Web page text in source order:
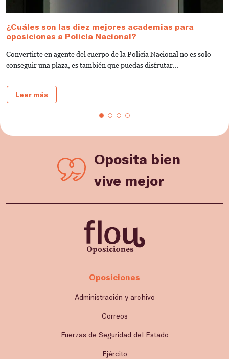
¿Cuáles son las diez mejores academias para
oposiciones a Policía Nacional?
Convertirte en agente del cuerpo de la Policía Nacional no es solo
conseguir una plaza, es también que puedas disfrutar...
Leer más
Oposita bien
vive mejor
Oposiciones
Administración y archivo
Correos
Fuerzas de Seguridad del Estado
Ejército